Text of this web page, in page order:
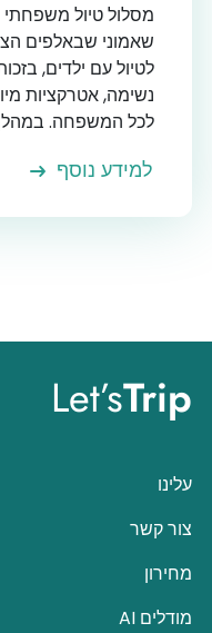
מסלול טיול
שאמוני שבאלפים
לטיול עם ילדים,
נשימה, אטרקציות
לכל המשפחה.
למידע נוסף
Let’sTrip
עלינו
צור קשר
מחירון
מודלים AI